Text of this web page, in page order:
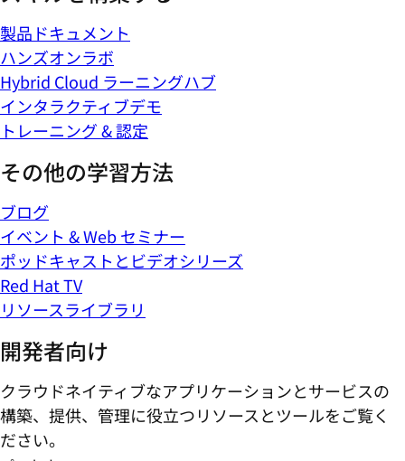
製品ドキュメント
ハンズオンラボ
Hybrid Cloud ラーニングハブ
インタラクティブデモ
トレーニング & 認定
その他の学習方法
ブログ
イベント & Web セミナー
ポッドキャストとビデオシリーズ
Red Hat TV
リソースライブラリ
開発者向け
クラウドネイティブなアプリケーションとサービスの
構築、提供、管理に役立つリソースとツールをご覧く
ださい。